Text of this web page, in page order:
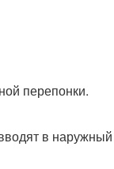
перепонки.
в